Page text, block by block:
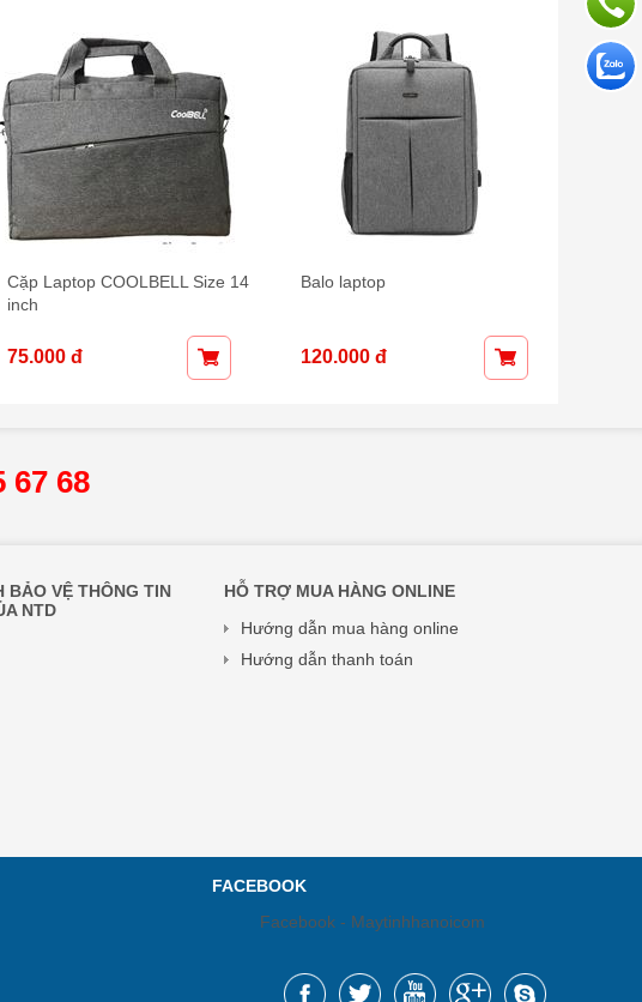
Cặp Laptop COOLBELL Size 14
inch
75.000 đ
Balo laptop
120.000 đ
67 68
BẢO VỆ THÔNG TIN
NTD
HỖ TRỢ MUA HÀNG ONLINE
Hướng dẫn mua hàng online
Hướng dẫn thanh toán
FACEBOOK
Facebook - Maytinhhanoicom